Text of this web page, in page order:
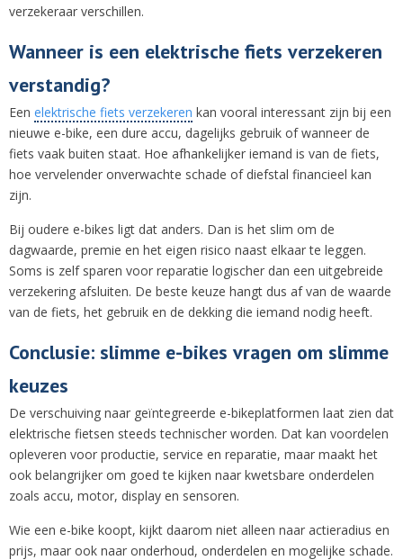
verzekeraar verschillen.
Wanneer is een elektrische fiets verzekeren
verstandig?
Een elektrische fiets verzekeren kan vooral interessant zijn bij een
nieuwe e-bike, een dure accu, dagelijks gebruik of wanneer de
fiets vaak buiten staat. Hoe afhankelijker iemand is van de fiets,
hoe vervelender onverwachte schade of diefstal financieel kan
zijn.
Bij oudere e-bikes ligt dat anders. Dan is het slim om de
dagwaarde, premie en het eigen risico naast elkaar te leggen.
Soms is zelf sparen voor reparatie logischer dan een uitgebreide
verzekering afsluiten. De beste keuze hangt dus af van de waarde
van de fiets, het gebruik en de dekking die iemand nodig heeft.
Conclusie: slimme e-bikes vragen om slimme
keuzes
De verschuiving naar geïntegreerde e-bikeplatformen laat zien dat
elektrische fietsen steeds technischer worden. Dat kan voordelen
opleveren voor productie, service en reparatie, maar maakt het
ook belangrijker om goed te kijken naar kwetsbare onderdelen
zoals accu, motor, display en sensoren.
Wie een e-bike koopt, kijkt daarom niet alleen naar actieradius en
prijs, maar ook naar onderhoud, onderdelen en mogelijke schade.